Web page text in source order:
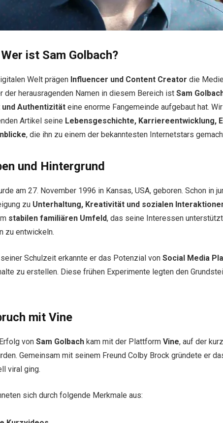
ist Sam Golbach?
Welt prägen Influencer und Content Creator die
der herausragenden Namen in diesem Bereich istSam
Authentizität eine enorme Fangemeinde aufgebaut hat.
Artikel seine Lebensgeschichte, Karriereentwicklung,
, die ihn zu einem der bekanntesten Internetstars
und Hintergrund
am 27. November 1996 in Kansas, USA, geboren. Schon in
zu Unterhaltung, Kreativität und sozialen
stabilen familiären Umfeld, das seine Interessen
zu entwickeln.
Schulzeit erkannte er das Potenzial vonSocial Media
zu erstellen. Diese frühen Experimente legten den
mit Vine
vonSam Golbach kam mit der PlattformVine, auf der
Gemeinsam mit seinem Freund Colby Brock gründete er
viral ging.
sich durch folgende Merkmale aus: